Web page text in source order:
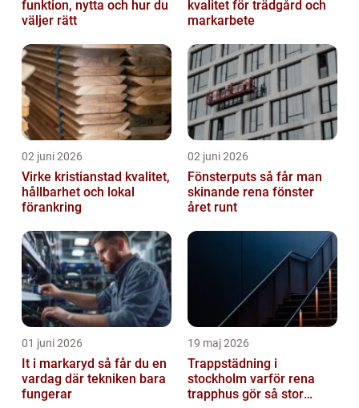
funktion, nytta och hur du
väljer rätt
kvalitet för trädgård och
markarbete
02 juni 2026
Virke kristianstad kvalitet,
hållbarhet och lokal
förankring
02 juni 2026
Fönsterputs så får man
skinande rena fönster
året runt
01 juni 2026
It i markaryd så får du en
vardag där tekniken bara
fungerar
19 maj 2026
Trappstädning i
stockholm varför rena
trapphus gör så stor